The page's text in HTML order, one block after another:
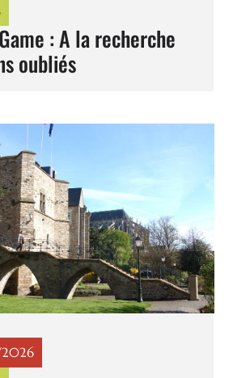
: A la recherche
oubliés
2026